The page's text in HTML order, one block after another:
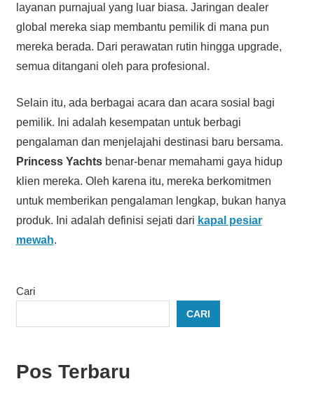
layanan purnajual yang luar biasa. Jaringan dealer
global mereka siap membantu pemilik di mana pun
mereka berada. Dari perawatan rutin hingga upgrade,
semua ditangani oleh para profesional.
Selain itu, ada berbagai acara dan acara sosial bagi
pemilik. Ini adalah kesempatan untuk berbagi
pengalaman dan menjelajahi destinasi baru bersama.
Princess Yachtsbenar-benar memahami gaya hidup
klien mereka. Oleh karena itu, mereka berkomitmen
untuk memberikan pengalaman lengkap, bukan hanya
produk. Ini adalah definisi sejati dari kapal pesiar
mewah.
Cari
CARI
Pos Terbaru